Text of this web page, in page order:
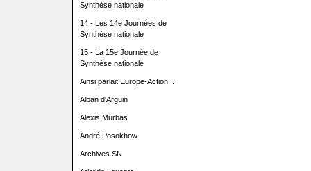
Synthèse nationale
14 - Les 14e Journées de
Synthèse nationale
15 - La 15e Journée de
Synthèse nationale
Ainsi parlait Europe-Action...
Alban d'Arguin
Alexis Murbas
André Posokhow
Archives SN